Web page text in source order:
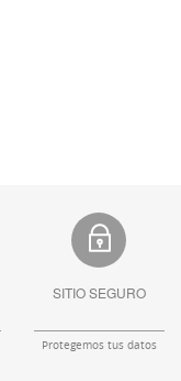
SITIO SEGURO
Protegemos tus datos